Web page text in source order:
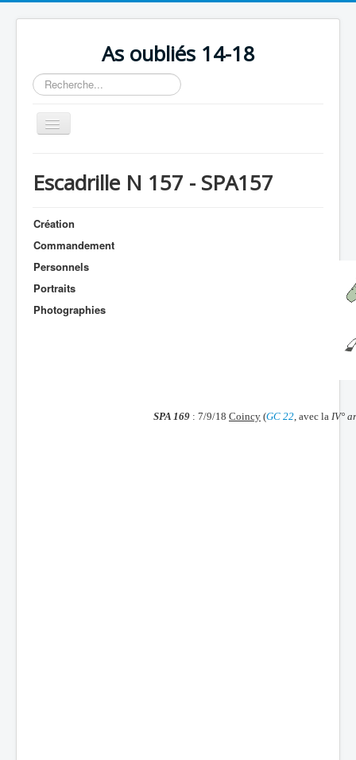
As oubliés 14-18
Rechercher
Basculer
la
Chronologie
Escadrilles
Organisation
Avions
Escadrille N 157 - SPA157
Création
Commandement
Personnels
Portraits
Photographies
SPA 169 : 7/9/18 Coincy (GC 22, avec la IV°